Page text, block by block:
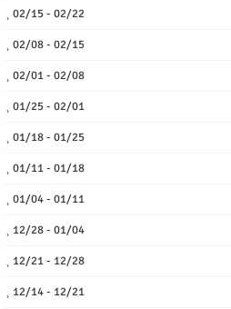
02/15 - 02/22
02/08 - 02/15
02/01 - 02/08
01/25 - 02/01
01/18 - 01/25
01/11 - 01/18
01/04 - 01/11
12/28 - 01/04
12/21 - 12/28
12/14 - 12/21